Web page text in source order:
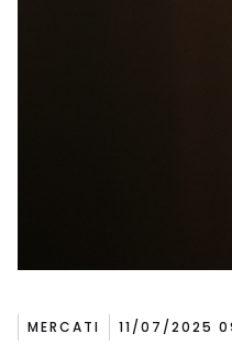
MERCATI 11/07/2025